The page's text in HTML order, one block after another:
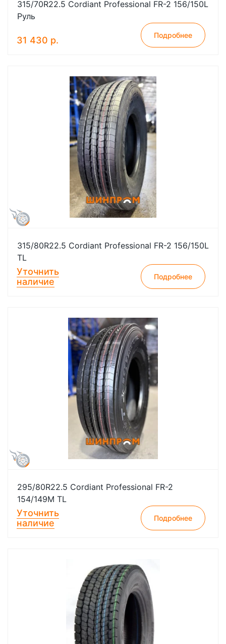
315/70R22.5 Cordiant Professional FR-2 156/150L
Руль
31 430 р. Подробнее
315/80R22.5 Cordiant Professional FR-2 156/150L
TL
Уточнить
наличие
Подробнее
295/80R22.5 Cordiant Professional FR-2
154/149М TL
Уточнить
наличие
Подробнее